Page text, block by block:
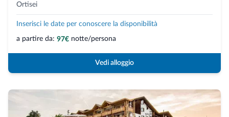
Ortisei
Inserisci le date per conoscere la disponibilità
a partire da: 97€ notte/persona
Vedi alloggio